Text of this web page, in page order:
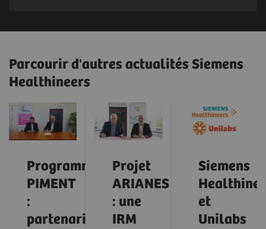
Parcourir d'autres actualités Siemens
Healthineers
Programme
PIMENT
:
partenariat
Projet
ARIANES
: une
IRM
Siemens
et
Unilabs